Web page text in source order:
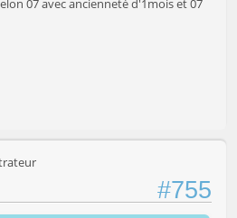
07 avec ancienneté d'1mois et 07
#755